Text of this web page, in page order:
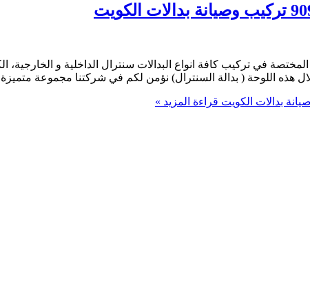
في تركيب كافة انواع البدالات سنترال الداخلية و
هذه اللوحة ( بدالة السنترال) نؤمن لكم في شركتنا مجموعة
قراءة المزيد »